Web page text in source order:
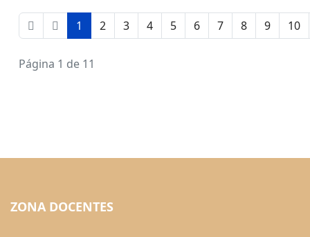
1 2 3 4 5 6 7 8 9 10
Página 1 de 11
ZONA DOCENTES